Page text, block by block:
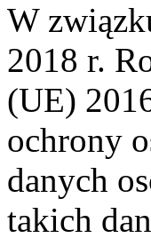
W
2018 r.
(UE)
ochrony
danych
takich